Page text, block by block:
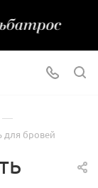
—
для бровей